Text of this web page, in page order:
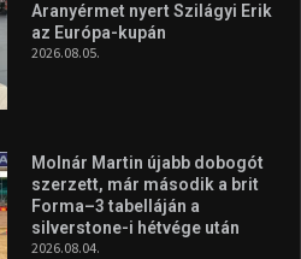
Aranyérmet nyert Szilágyi Erik
az Európa-kupán
2026.08.05.
Molnár Martin újabb dobogót
szerzett, már második a brit
Forma–3 tabelláján a
silverstone-i hétvége után
2026.08.04.